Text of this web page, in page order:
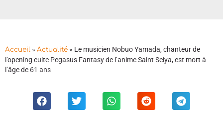
Accueil » Actualité » Le musicien Nobuo Yamada, chanteur de
l’opening culte Pegasus Fantasy de l’anime Saint Seiya, est mort à
l’âge de 61 ans